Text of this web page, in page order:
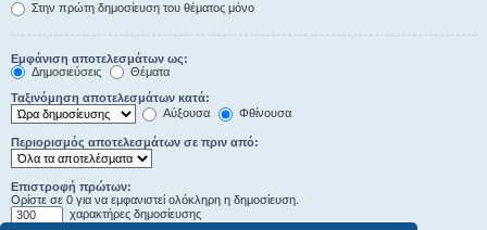
Στην πρώτη δημοσίευση του θέματος μόνο
Εμφάνιση αποτελεσμάτων ως:
Δημοσιεύσεις
Θέματα
Ταξινόμηση αποτελεσμάτων κατά:
Αύξουσα
Φθίνουσα
Περιορισμός αποτελεσμάτων σε πριν από:
Επιστροφή πρώτων:
Ορίστε σε 0 για να εμφανιστεί ολόκληρη η δημοσίευση.
χαρακτήρες δημοσίευσης